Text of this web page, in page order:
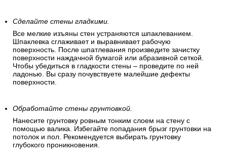
Сделайте стены гладкими.
Все мелкие изъяны стен устраняются шпаклеванием.
Шпаклевка сглаживает и выравнивает рабочую
поверхность. После шпатлевания произведите зачистку
поверхности наждачной бумагой или абразивной сеткой.
Чтобы убедиться в гладкости стены – проведите по ней
ладонью. Вы сразу почувствуете малейшие дефекты
поверхности.
Обработайте стены грунтовкой.
Нанесите грунтовку ровным тонким слоем на стену с
помощью валика. Избегайте попадания брызг грунтовки на
потолок и пол. Рекомендуется выбирать грунтовку
глубокого проникновения.